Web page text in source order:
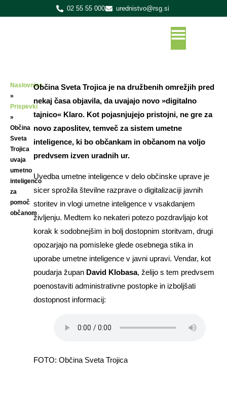
02 55 55 000 urednistvo@rsg.si
Naslovnica
»
Prispevki
»
Občina
Sveta
Trojica
uvaja
umetno
inteligenco
za
pomoč
občanom
Občina Sveta Trojica je na družbenih omrežjih pred
nekaj časa objavila, da uvajajo novo »digitalno
tajnico« Klaro. Kot pojasnjujejo pristojni, ne gre za
novo zaposlitev, temveč za sistem umetne
inteligence, ki bo občankam in občanom na voljo
predvsem izven uradnih ur.
Uvedba umetne inteligence v delo občinske uprave je
sicer sprožila številne razprave o digitalizaciji javnih
storitev in vlogi umetne inteligence v vsakdanjem
življenju. Medtem ko nekateri potezo pozdravljajo kot
korak k sodobnejšim in bolj dostopnim storitvam, drugi
opozarjajo na pomisleke glede osebnega stika in
uporabe umetne inteligence v javni upravi. Vendar, kot
poudarja župan David Klobasa, želijo s tem predvsem
poenostaviti administrativne postopke in izboljšati
dostopnost informacij:
FOTO: Občina Sveta Trojica